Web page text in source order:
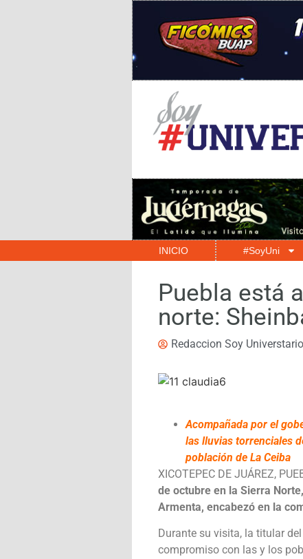
INICIO #SoyUni
Puebla está
norte:
Redaccion Soy Universtario
Acompañada por el
las lluvias torrenciales
población de La Ceiba
XICOTEPEC DE JUÁREZ,
de octubre en la Sierra
Armenta, encabezó en la
Durante su visita, la titular
compromiso con las y los